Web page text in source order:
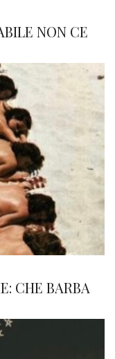
NON CE
CHE BARBA